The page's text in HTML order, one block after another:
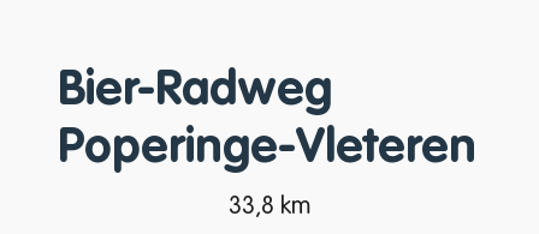
Bier-Radweg
Poperinge-Vleteren
33,8 km